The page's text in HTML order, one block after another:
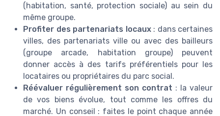
(habitation, santé, protection sociale) au sein du
même groupe.
Profiter des partenariats locaux: dans certaines
villes, des partenariats ville ou avec des bailleurs
(groupe arcade, habitation groupe) peuvent
donner accès à des tarifs préférentiels pour les
locataires ou propriétaires du parc social.
Réévaluer régulièrement son contrat : la valeur
de vos biens évolue, tout comme les offres du
marché. Un conseil : faites le point chaque année